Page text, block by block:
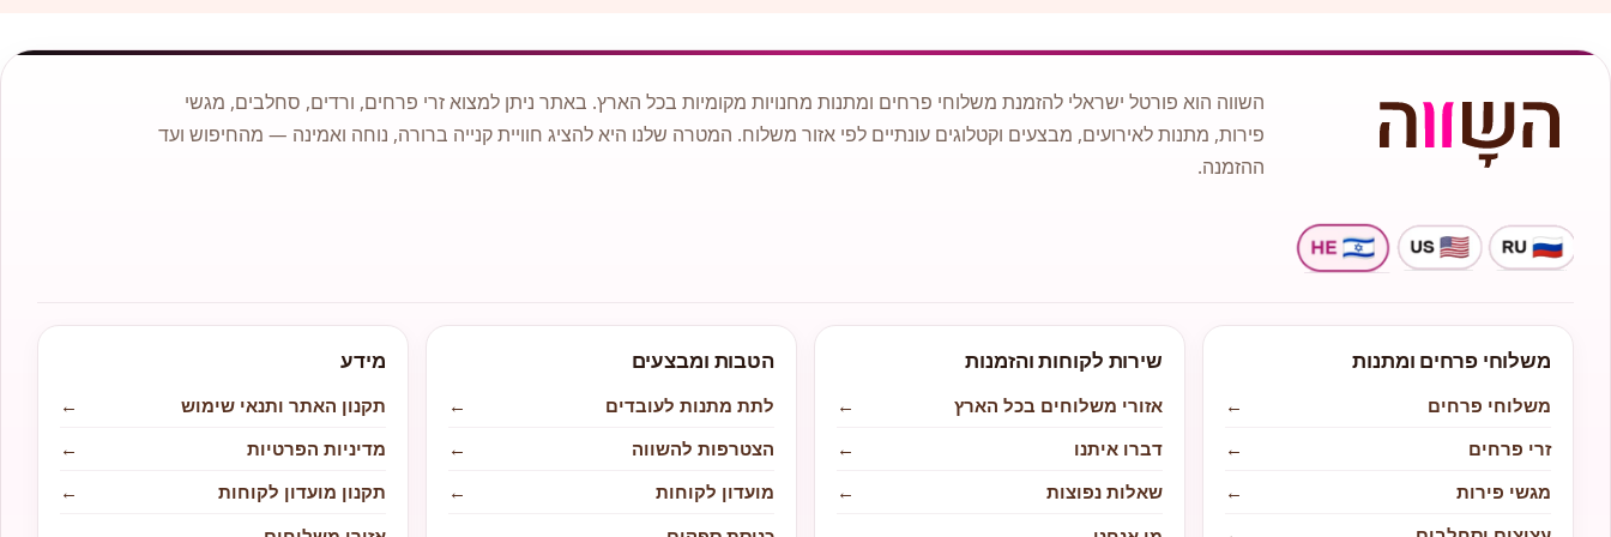
השווה הוא פורטל ישראלי להזמנת משלוחי פרחים ומתנות מחנויות מקומיות בכל הארץ. באתר ניתן למצוא זרי פרחים, ורדים, סחלבים, מגשי
פירות, מתנות לאירועים, מבצעים וקטלוגים עונתיים לפי אזור משלוח. המטרה שלנו היא להציג חוויית קנייה ברורה, נוחה ואמינה — מהחיפוש ועד
ההזמנה.
משלוחי פרחים ומתנות
משלוחי פרחים
←
זרי פרחים
←
מגשי פירות
←
שירות לקוחות והזמנות
אזורי משלוחים בכל הארץ
←
דברו איתנו
←
שאלות נפוצות
←
הטבות ומבצעים
לתת מתנות לעובדים
←
הצטרפות להשווה
←
מועדון לקוחות
←
מידע
תקנון האתר ותנאי שימוש
←
מדיניות הפרטיות
←
תקנון מועדון לקוחות
←